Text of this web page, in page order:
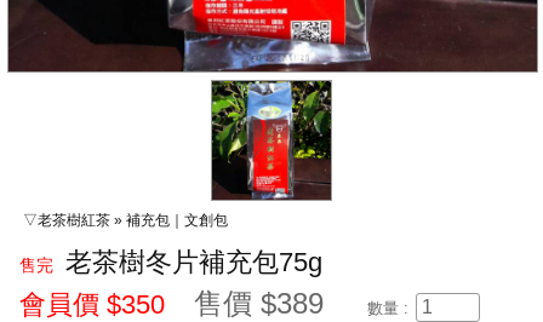
▽老茶樹紅茶 » 補充包｜文創包
售完
老茶樹冬片補充包75g
會員價 $350 售價 $389 數量 :